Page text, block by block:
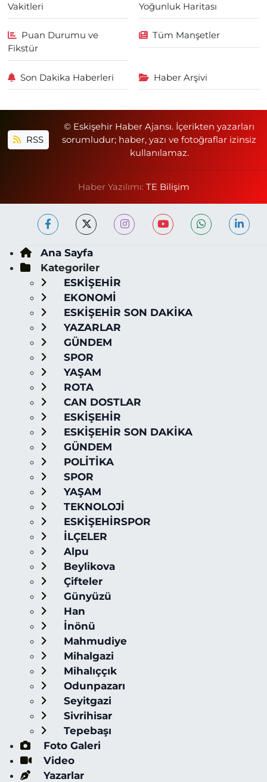
Vakitleri
Yoğunluk Haritası
Puan Durumu ve
Fikstür
Tüm Manşetler
Son Dakika Haberleri Haber Arşivi
RSS
© Eskişehir Haber Ajansı. İçerikten yazarları
sorumludur; haber, yazı ve fotoğraflar izinsiz
kullanılamaz.
Haber Yazılımı: TE Bilişim
Ana Sayfa
Kategoriler
ESKİŞEHİR
EKONOMİ
ESKİŞEHİR SON DAKİKA
YAZARLAR
GÜNDEM
SPOR
YAŞAM
ROTA
CAN DOSTLAR
ESKİŞEHİR
ESKİŞEHİR SON DAKİKA
GÜNDEM
POLİTİKA
SPOR
YAŞAM
TEKNOLOJİ
ESKİŞEHİRSPOR
İLÇELER
Alpu
Beylikova
Çifteler
Günyüzü
Han
İnönü
Mahmudiye
Mihalgazi
Mihalıççık
Odunpazarı
Seyitgazi
Sivrihisar
Tepebaşı
Foto Galeri
Video
Yazarlar